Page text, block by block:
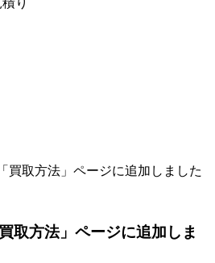
買取方法」ページに追加しました
取方法」ページに追加しま